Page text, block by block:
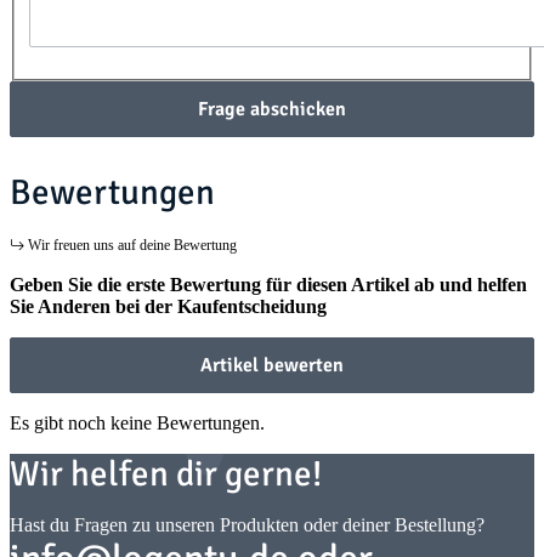
Frage abschicken
Bewertungen
Wir freuen uns auf deine Bewertung
Geben Sie die erste Bewertung für diesen Artikel ab und helfen
Sie Anderen bei der Kaufentscheidung
Artikel bewerten
Es gibt noch keine Bewertungen.
Wir helfen dir gerne!
Hast du Fragen zu unseren Produkten oder deiner Bestellung?